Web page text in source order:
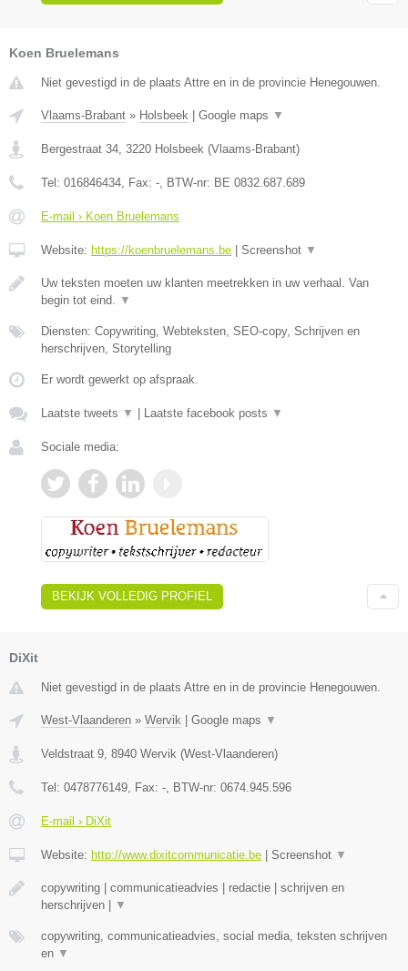
Koen Bruelemans
Niet gevestigd in de plaats Attre en in de provincie Henegouwen.
Vlaams-Brabant » Holsbeek Google maps ▼
Bergestraat 34, 3220 Holsbeek (Vlaams-Brabant)
Tel: 016846434, Fax: -, BTW-nr: BE 0832.687.689
E-mail › Koen Bruelemans
Website: https://koenbruelemans.be Screenshot ▼
Uw teksten moeten uw klanten meetrekken in uw verhaal. Van
begin tot eind. ▼
Diensten: Copywriting, Webteksten, SEO-copy, Schrijven en
herschrijven, Storytelling
Er wordt gewerkt op afspraak.
Laatste tweets ▼ Laatste facebook posts ▼
Sociale media:
BEKIJK VOLLEDIG PROFIEL
DiXit
Niet gevestigd in de plaats Attre en in de provincie Henegouwen.
West-Vlaanderen » Wervik Google maps ▼
Veldstraat 9 8940 Wervik (West-Vlaanderen)
Tel: 0478776149 , Fax: - , BTW-nr: 0674.945.596
E-mail › DiXit
Website: http://www.dixitcommunicatie.be Screenshot ▼
copywriting | communicatieadvies | redactie | schrijven en
herschrijven |
▼
copywriting, communicatieadvies, social media, teksten schrijven
en ▼